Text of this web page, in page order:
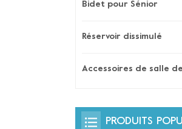
Bidet pour Sénior
Réservoir dissimulé
Accessoires de salle
PRODUITS